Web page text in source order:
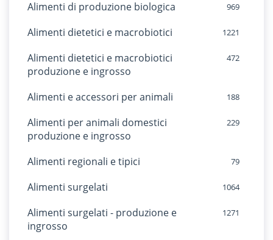
Alimenti di produzione biologica 969
Alimenti dietetici e macrobiotici 1221
Alimenti dietetici e macrobiotici
produzione e ingrosso
472
Alimenti e accessori per animali 188
Alimenti per animali domestici
produzione e ingrosso
229
Alimenti regionali e tipici 79
Alimenti surgelati 1064
Alimenti surgelati - produzione e
ingrosso
1271